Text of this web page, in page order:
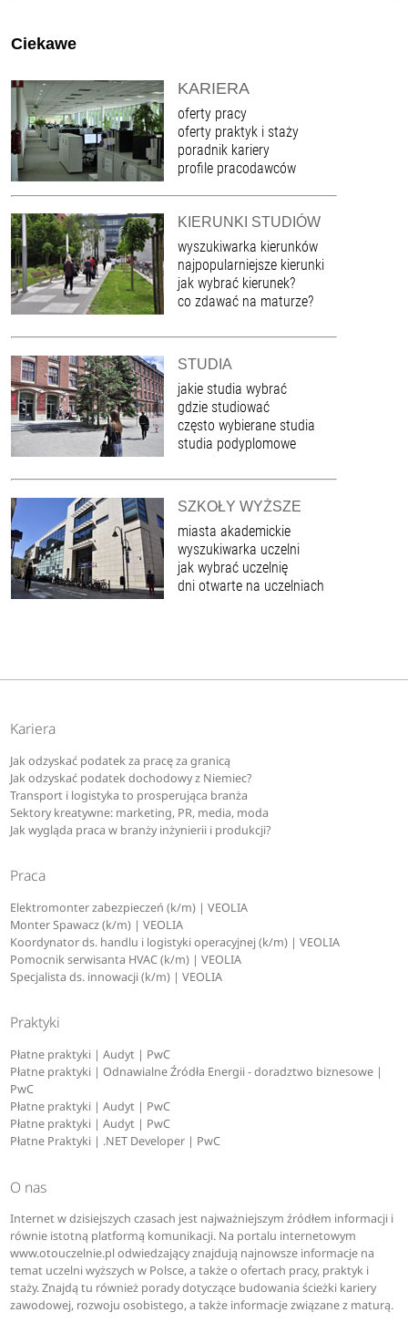
Ciekawe
KARIERA
oferty pracy
oferty praktyk i staży
poradnik kariery
profile pracodawców
KIERUNKI STUDIÓW
wyszukiwarka kierunków
najpopularniejsze kierunki
jak wybrać kierunek?
co zdawać na maturze?
STUDIA
jakie studia wybrać
gdzie studiować
często wybierane studia
studia podyplomowe
SZKOŁY WYŻSZE
miasta akademickie
wyszukiwarka uczelni
jak wybrać uczelnię
dni otwarte na uczelniach
Kariera
Jak odzyskać podatek za pracę za granicą
Jak odzyskać podatek dochodowy z Niemiec?
Transport i logistyka to prosperująca branża
Sektory kreatywne: marketing, PR, media, moda
Jak wygląda praca w branży inżynierii i produkcji?
Praca
Elektromonter zabezpieczeń (k/m) | VEOLIA
Monter Spawacz (k/m) | VEOLIA
Koordynator ds. handlu i logistyki operacyjnej (k/m) | VEOLIA
Pomocnik serwisanta HVAC (k/m) | VEOLIA
Specjalista ds. innowacji (k/m) | VEOLIA
Praktyki
Płatne praktyki | Audyt | PwC
Płatne praktyki | Odnawialne Źródła Energii - doradztwo biznesowe |
PwC
Płatne praktyki | Audyt | PwC
Płatne praktyki | Audyt | PwC
Płatne Praktyki | .NET Developer | PwC
O nas
Internet w dzisiejszych czasach jest najważniejszym źródłem informacji i
równie istotną platformą komunikacji. Na portalu internetowym
www.otouczelnie.pl odwiedzający znajdują najnowsze informacje na
temat uczelni wyższych w Polsce, a także o ofertach pracy, praktyk i
staży. Znajdą tu również porady dotyczące budowania ścieżki kariery
zawodowej, rozwoju osobistego, a także informacje związane z maturą.